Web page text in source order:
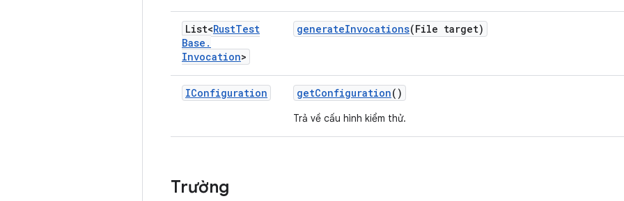
List<RustTest
Base .
Invocation>
generateInvocations(File target)
IConfiguration getConfiguration()
Trả về cấu hình kiểm thử.
Trường